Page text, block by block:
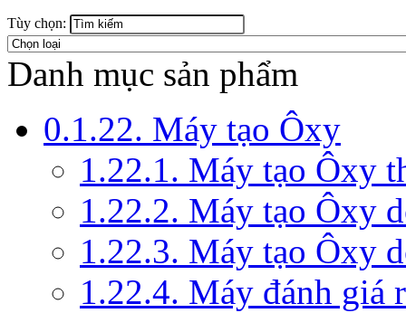
Tùy chọn:
Danh mục sản phẩm
0.1.22. Máy tạo Ôxy
1.22.1. Máy tạo Ôxy
1.22.2. Máy tạo Ôxy
1.22.3. Máy tạo Ôxy
1.22.4. Máy đánh giá